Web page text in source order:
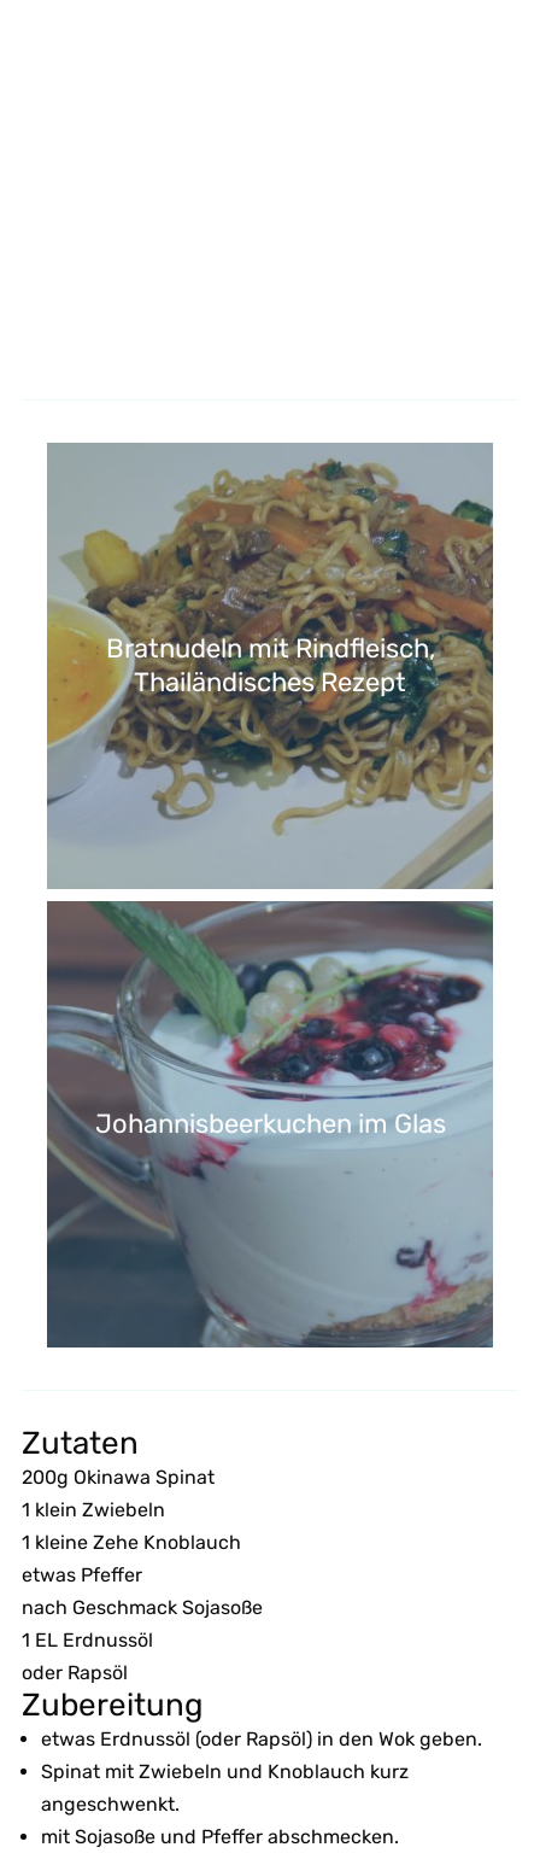
Bratnudeln mit Rindfleisch,
Thailändisches Rezept
Johannisbeerkuchen im Glas
Zutaten
200g Okinawa Spinat
1 klein Zwiebeln
1 kleine Zehe Knoblauch
etwas Pfeffer
nach Geschmack Sojasoße
1 EL Erdnussöl
oder Rapsöl
Zubereitung
etwas Erdnussöl (oder Rapsöl) in den Wok geben.
Spinat mit Zwiebeln und Knoblauch kurz
angeschwenkt.
mit Sojasoße und Pfeffer abschmecken.